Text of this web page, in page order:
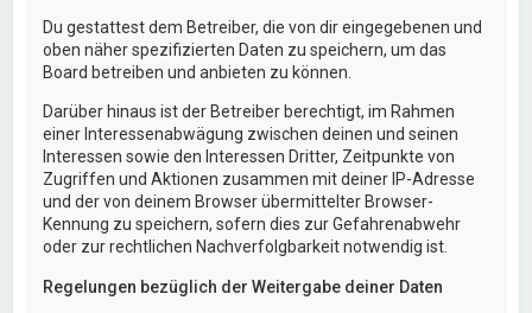
Du gestattest dem Betreiber, die von dir eingegebenen und
oben näher spezifizierten Daten zu speichern, um das
Board betreiben und anbieten zu können.
Darüber hinaus ist der Betreiber berechtigt, im Rahmen
einer Interessenabwägung zwischen deinen und seinen
Interessen sowie den Interessen Dritter, Zeitpunkte von
Zugriffen und Aktionen zusammen mit deiner IP-Adresse
und der von deinem Browser übermittelter Browser-
Kennung zu speichern, sofern dies zur Gefahrenabwehr
oder zur rechtlichen Nachverfolgbarkeit notwendig ist.
Regelungen bezüglich der Weitergabe deiner Daten